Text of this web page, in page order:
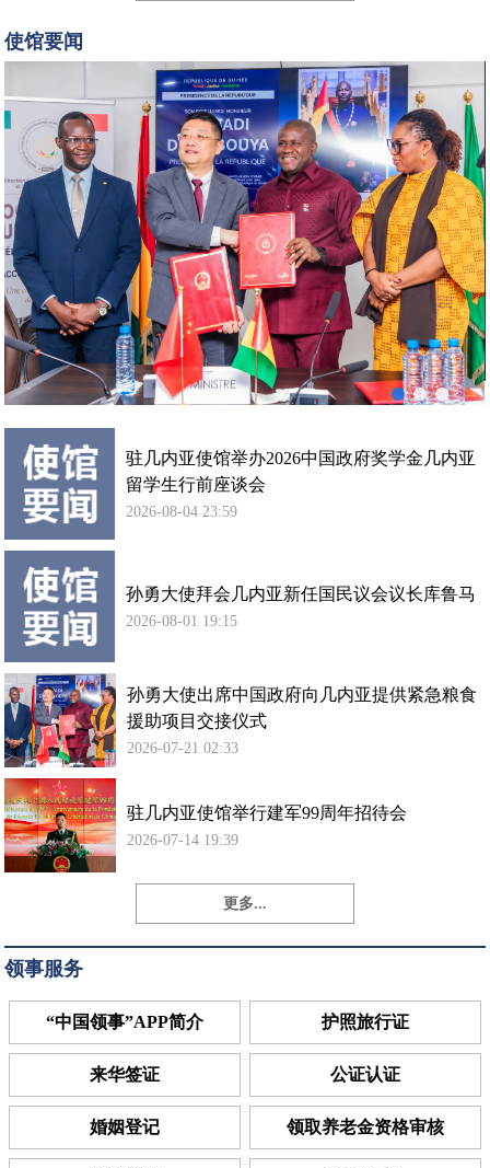
使馆要闻
勇
大
席
中
国
政
向
几
内
亚
提
供
紧
急
粮
食
援
项
目
交
接
仪
式
驻几内亚使馆举办2026中国政府奖学金几内亚
留学生行前座谈会
2026-08-04 23:59
孙勇大使拜会几内亚新任国民议会议长库鲁马
2026-08-01 19:15
孙勇大使出席中国政府向几内亚提供紧急粮食
援助项目交接仪式
2026-07-21 02:33
驻几内亚使馆举行建军99周年招待会
2026-07-14 19:39
更多...
领事服务
“中国领事”APP简介 护照旅行证
来华签证 公证认证
婚姻登记 领取养老金资格审核